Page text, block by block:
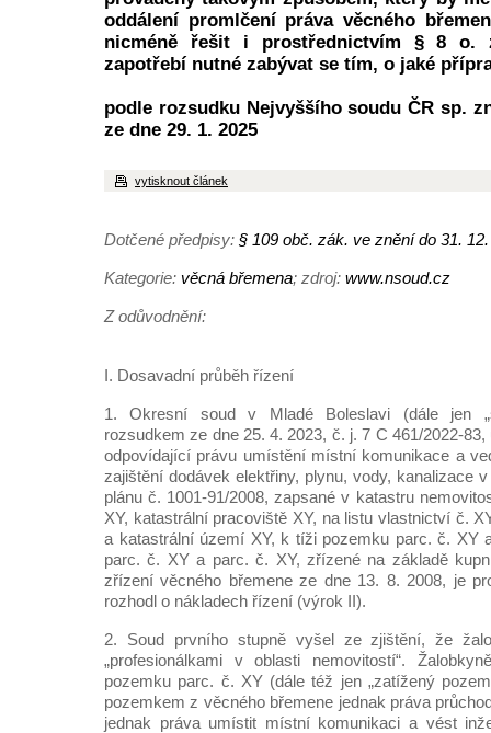
oddálení promlčení práva věcného
nicméně řešit i prostřednictvím § 8 o.
zapotřebí nutné zabývat se tím, o jaké
podle rozsudku Nejvyššího soudu ČR sp.
ze dne 29. 1. 2025
vytisknout článek
Dotčené předpisy: § 109 obč. zák. ve znění do 31.
Kategorie: věcná břemena; zdroj: www.nsoud.cz
Z odůvodnění:
I. Dosavadní průběh řízení
1. Okresní soud v Mladé Boleslavi (dále jen
rozsudkem ze dne 25. 4. 2023, č. j. 7 C 461/2022-
odpovídající právu umístění místní komunikace a
zajištění dodávek elektřiny, plynu, vody, kanalizace
plánu č. 1001-91/2008, zapsané v katastru
XY, katastrální pracoviště XY, na listu vlastnictví č.
a katastrální území XY, k tíži pozemku parc. č. XY
parc. č. XY a parc. č. XY, zřízené na základě
zřízení věcného břemene ze dne 13. 8. 2008, je
rozhodl o nákladech řízení (výrok II).
2. Soud prvního stupně vyšel ze zjištění, že
„profesionálkami v oblasti nemovitostí“.
pozemku parc. č. XY (dále též jen „zatížený
pozemkem z věcného břemene jednak práva
jednak práva umístit místní komunikaci a vést